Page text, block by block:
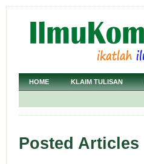
HOME KLAIM TULISAN
Posted Articles